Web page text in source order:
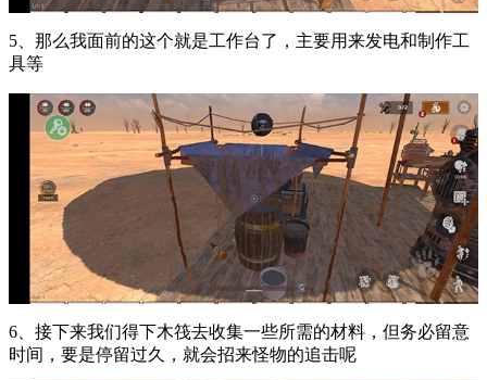
5、那么我面前的这个就是工作台了，主要用来发电和制作工
具等
6、接下来我们得下木筏去收集一些所需的材料，但务必留意
时间，要是停留过久，就会招来怪物的追击呢